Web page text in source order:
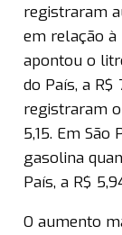
registraram
em relação à
apontou o
do País, a R$
registraram
5,15. Em
gasolina
País, a R$
O aumento